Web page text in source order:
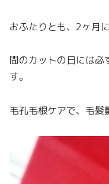
おふたりとも、2ヶ月
間のカットの日には必
す。
毛孔毛根ケアで、毛髪